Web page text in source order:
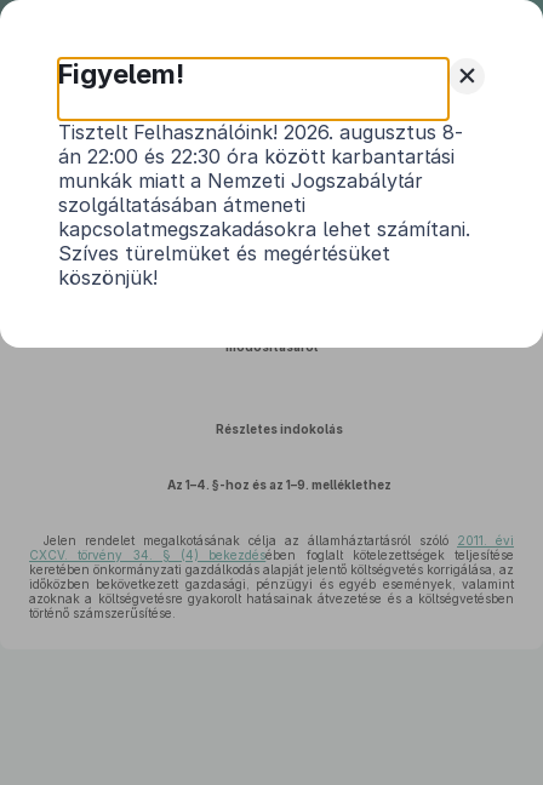
Szilsárkány Község Önkormányzata
Képviselő-testületének 2/2026. (II.
20.) önkormányzati rendeletének
indokolása
Közlönyállapot 2026. 02. 21.
módosításáról
Részletes indokolás
Az 1–4. §-hoz és az 1–9. melléklethez
Jelen rendelet megalkotásának célja az államháztartásról szóló 2011. évi
CXCV. törvény 34. § (4) bekezdésében foglalt kötelezettségek teljesítése
keretében önkormányzati gazdálkodás alapját jelentő költségvetés korrigálása, az
időközben bekövetkezett gazdasági, pénzügyi és egyéb események, valamint
azoknak a költségvetésre gyakorolt hatásainak átvezetése és a költségvetésben
történő számszerűsítése.
+
Figyelem!
Tisztelt Felhasználóink! 2026. augusztus 8-
án 22:00 és 22:30 óra között karbantartási
munkák miatt a Nemzeti Jogszabálytár
szolgáltatásában átmeneti
kapcsolatmegszakadásokra lehet számítani.
Szíves türelmüket és megértésüket
köszönjük!